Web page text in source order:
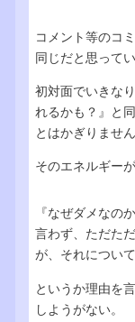
コメント等のコ
同じだと思ってい
初対面でいきな
れるかも？』と
とはかぎりません
そのエネルギー
『なぜダメなの
言わず、ただた
が、それについ
というか理由を
しようがない。